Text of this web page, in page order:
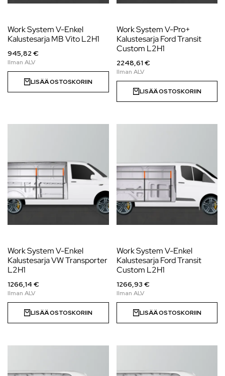
Work System V-Enkel
Kalustesarja MB Vito L2H1
945,82 €
LISÄÄ OSTOSKORIIN
Work System V-Pro+
Kalustesarja Ford Transit
Custom L2H1
2248,61 €
LISÄÄ OSTOSKORIIN
Work System V-Enkel
Kalustesarja VW Transporter
L2H1
1266,14 €
LISÄÄ OSTOSKORIIN
Work System V-Enkel
Kalustesarja Ford Transit
Custom L2H1
1266,93 €
LISÄÄ OSTOSKORIIN